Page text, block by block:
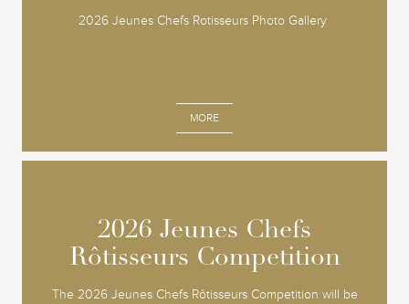
2026 Jeunes Chefs Rotisseurs Photo Gallery
MORE
2026 Jeunes Chefs
Rôtisseurs Competition
The 2026 Jeunes Chefs Rôtisseurs Competition will be
2026 Jeunes Chefs
Rôtisseurs Competition